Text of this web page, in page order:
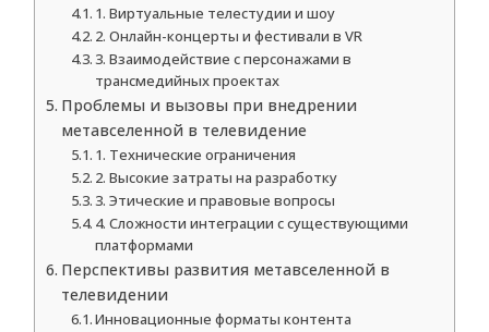
1. Виртуальные телестудии и шоу
2. Онлайн-концерты и фестивали в VR
3. Взаимодействие с персонажами в
трансмедийных проектах
Проблемы и вызовы при внедрении
метавселенной в телевидение
1. Технические ограничения
2. Высокие затраты на разработку
3. Этические и правовые вопросы
4. Сложности интеграции с существующими
платформами
Перспективы развития метавселенной в
телевидении
Инновационные форматы контента